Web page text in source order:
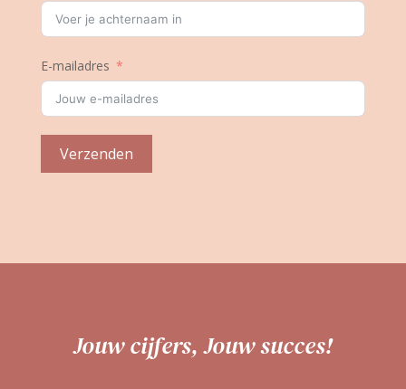
E-mailadres
Verzenden
Jouw cijfers, Jouw succes!